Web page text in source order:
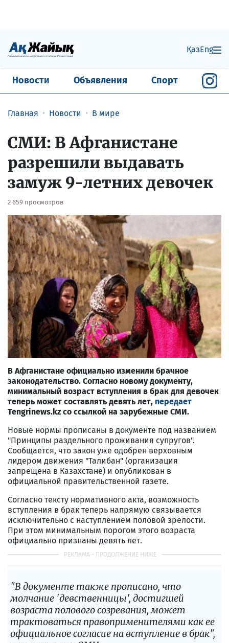
ҚазEng
Новости Объявления Спорт
Главная Новости В мире
СМИ: В Афганистане
разрешили выдавать
замуж 9-летних девочек
2 659 просмотров
В Афганистане официально изменили брачное
законодательство. Согласно новому документу,
минимальный возраст вступления в брак для девочек
теперь может составлять девять лет, передает
Tengrinews.kz со ссылкой на зарубежные СМИ.
Новые нормы прописаны в документе под названием
"Принципы раздельного проживания супругов".
Сообщается, что закон уже одобрен верховным
лидером движения "Талибан" (организация
запрещена в Казахстане) и опубликован в
официальной правительственной газете.
Согласно тексту нормативного акта, возможность
вступления в брак теперь напрямую связывается
исключительно с наступлением половой зрелости.
При этом минимальным порогом этого возраста
официально признаны девять лет.
"В документе также прописано, что
молчание 'девственницы', достигшей
возраста полового созревания, может
трактоваться правоприменителями как ее
официальное согласие на вступление в брак",